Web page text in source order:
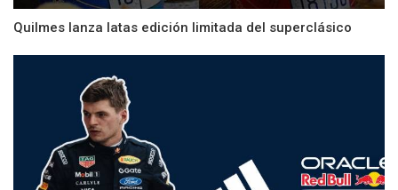
Quilmes lanza latas edición limitada del superclásico